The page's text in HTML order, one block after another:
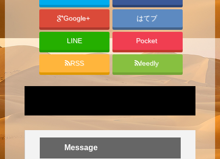
Google+ はてブ
LINE Pocket
RSS feedly
Message